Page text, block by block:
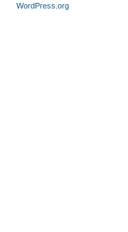
WordPress.org